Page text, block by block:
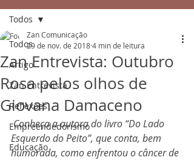
Todos
Artigo
Zan Entrevista
Reflexões
Empreendedorismo
Educação
Todos
Zan Entrevista: Outubro
Rosa pelos olhos de
Giovana Damaceno
Zan Comunicação
29 de nov. de 20184 min de leitura
Conheça a autora do livro “Do Lado
Esquerdo do Peito”, que conta, bem
humorada, como enfrentou o câncer de